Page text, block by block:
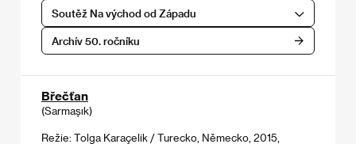
Soutěž Na východ od Západu
Archív 50. ročníku
Břečťan
(Sarmaşık)
Režie: Tolga Karaçelik / Turecko, Německo, 2015,